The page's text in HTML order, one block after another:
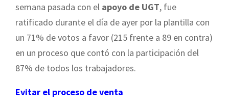
semana pasada con el apoyo de UGT, fue
ratificado durante el día de ayer por la plantilla con
un 71% de votos a favor (215 frente a 89 en contra)
en un proceso que contó con la participación del
87% de todos los trabajadores.
Evitar el proceso de venta